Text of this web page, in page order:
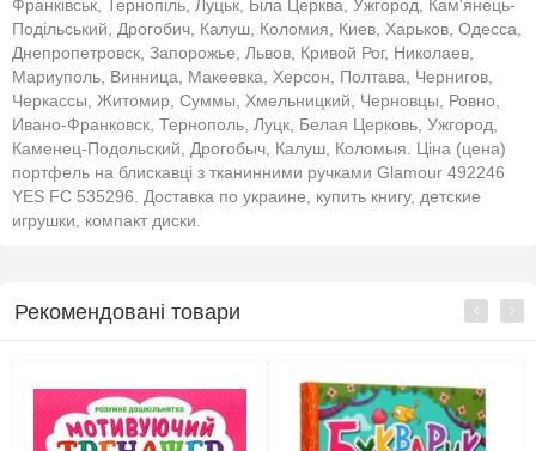
Франківськ, Тернопіль, Луцьк, Біла Церква, Ужгород, Кам'янець-
Подільський, Дрогобич, Калуш, Коломия, Киев, Харьков, Одесса,
Днепропетровск, Запорожье, Львов, Кривой Рог, Николаев,
Мариуполь, Винница, Макеевка, Херсон, Полтава, Чернигов,
Черкассы, Житомир, Суммы, Хмельницкий, Черновцы, Ровно,
Ивано-Франковск, Тернополь, Луцк, Белая Церковь, Ужгород,
Каменец-Подольский, Дрогобыч, Калуш, Коломыя. Ціна (цена)
портфель на блискавці з тканинними ручками Glamour 492246
YES FC 535296. Доставка по украине, купить книгу, детские
игрушки, компакт диски.
Рекомендовані товари